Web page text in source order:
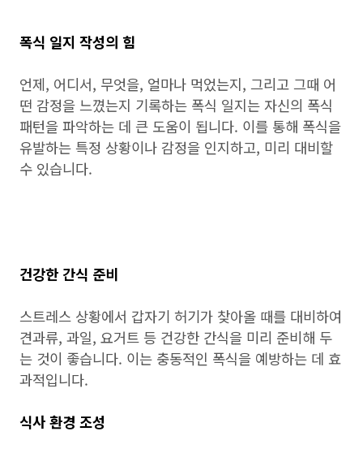
폭식 일지 작성의 힘
언제, 어디서, 무엇을, 얼마나 먹었는지, 그리고 그때 어
떤 감정을 느꼈는지 기록하는 폭식 일지는 자신의 폭식
패턴을 파악하는 데 큰 도움이 됩니다. 이를 통해 폭식을
유발하는 특정 상황이나 감정을 인지하고, 미리 대비할
수 있습니다.
건강한 간식 준비
스트레스 상황에서 갑자기 허기가 찾아올 때를 대비하여
견과류, 과일, 요거트 등 건강한 간식을 미리 준비해 두
는 것이 좋습니다. 이는 충동적인 폭식을 예방하는 데 효
과적입니다.
식사 환경 조성